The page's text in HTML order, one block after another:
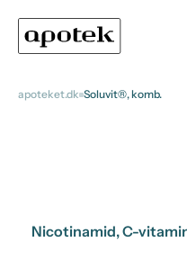
apoteket.dk Soluvit®, komb.
Nicotinamid, C-